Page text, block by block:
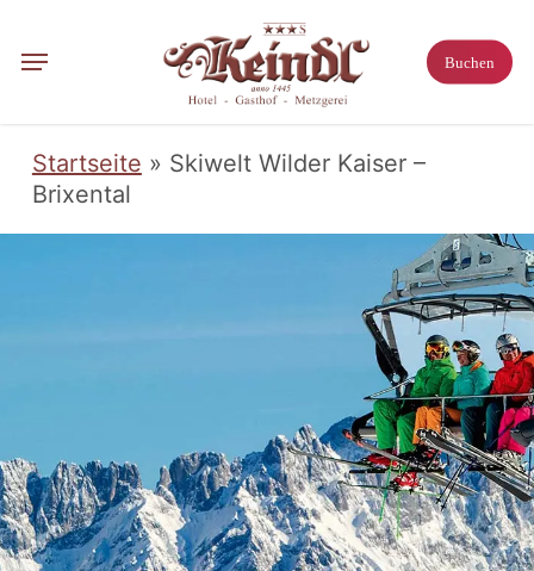
main
Buchen
Menu
Startseite » Skiwelt Wilder Kaiser –
Brixental